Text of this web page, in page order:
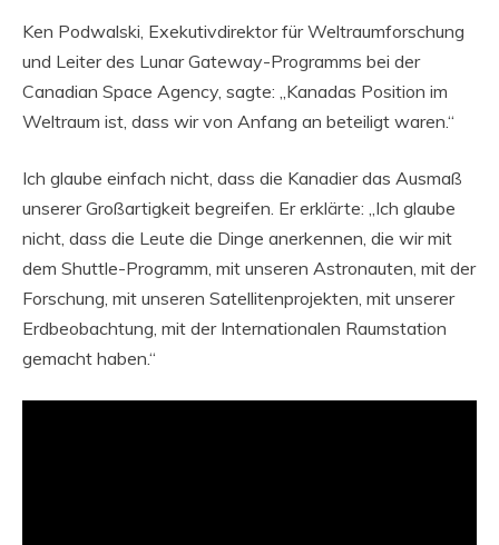
Ken Podwalski, Exekutivdirektor für Weltraumforschung
und Leiter des Lunar Gateway-Programms bei der
Canadian Space Agency, sagte: „Kanadas Position im
Weltraum ist, dass wir von Anfang an beteiligt waren.“
Ich glaube einfach nicht, dass die Kanadier das Ausmaß
unserer Großartigkeit begreifen. Er erklärte: „Ich glaube
nicht, dass die Leute die Dinge anerkennen, die wir mit
dem Shuttle-Programm, mit unseren Astronauten, mit der
Forschung, mit unseren Satellitenprojekten, mit unserer
Erdbeobachtung, mit der Internationalen Raumstation
gemacht haben.“